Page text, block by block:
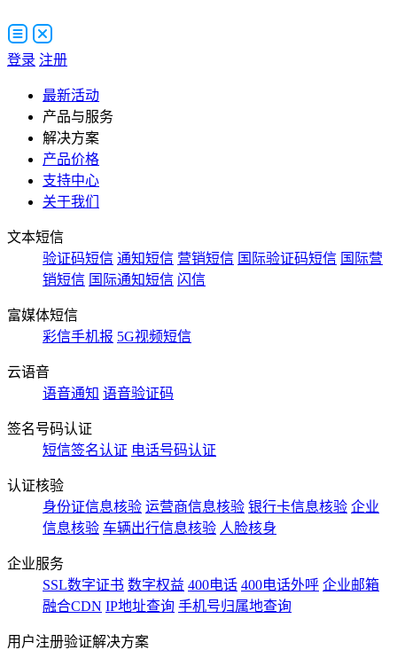
登录 注册
最新活动
产品与服务
解决方案
产品价格
支持中心
关于我们
文本短信
验证码短信 通知短信 营销短信 国际验证码短信 国际营
销短信 国际通知短信 闪信
富媒体短信
彩信手机报 5G视频短信
云语音
语音通知 语音验证码
签名号码认证
短信签名认证 电话号码认证
认证核验
身份证信息核验 运营商信息核验 银行卡信息核验 企业
信息核验 车辆出行信息核验 人脸核身
企业服务
SSL数字证书 数字权益 400电话 400电话外呼 企业邮箱
融合CDN IP地址查询 手机号归属地查询
用户注册验证解决方案